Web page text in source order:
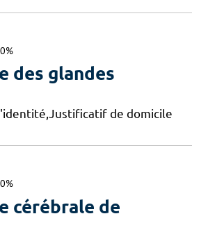
des glandes
de domicile
cérébrale de